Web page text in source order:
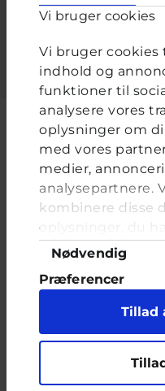
Vi bruger cookies
Vi bruger cookies
indhold og
funktioner til
analysere vores
oplysninger om
med vores
medier,
analysepartnere.
kombinere disse
oplysninger, du
de har indsamlet
tjenester. Du
hvis du fortsætter
hjemmeside.
Samtykkevalg
Nødvendig
Præferencer
Marketing
Tillad
Indtast adgangskoden der
Cyberhus er et klubhus på
en voksen og få rådgivning
tanker i ung-til-ung eller
kan du være dig selv, og har
ikke nødvendigvis den